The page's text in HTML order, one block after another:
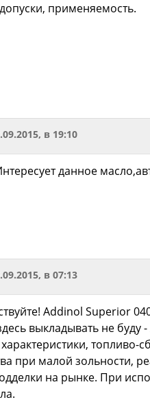
применяемость.
в 19:10
данное
в 07:13
Addinol Superior
выкладывать не
при малой зольности,
на рынке. При